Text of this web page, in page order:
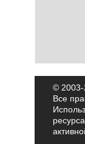
©
Все